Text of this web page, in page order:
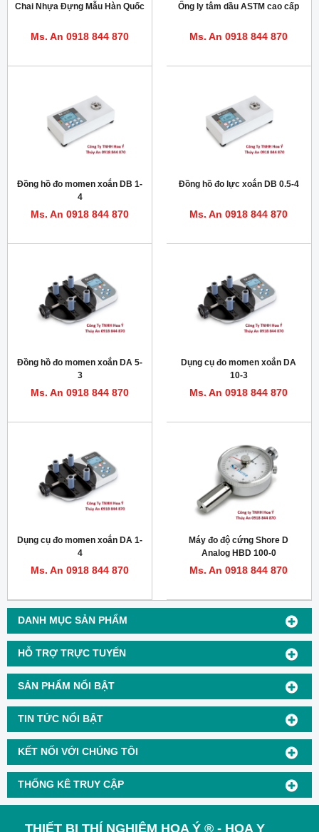
DANH MỤC SẢN PHẨM
HỖ TRỢ TRỰC TUYẾN
SẢN PHẨM NỔI BẬT
TIN TỨC NỔI BẬT
KẾT NỐI VỚI CHÚNG TÔI
THỐNG KÊ TRUY CẬP
Chai Nhựa Đựng Mẫu Hàn Quốc
Ms. An 0918 844 870
Ống ly tâm dầu ASTM cao cấp
Ms. An 0918 844 870
Đồng hồ đo momen xoắn DB 1-
4
Ms. An 0918 844 870
Đồng hồ đo lực xoắn DB 0.5-4
Ms. An 0918 844 870
Đồng hồ đo momen xoắn DA 5-
3
Ms. An 0918 844 870
Dụng cụ đo momen xoắn DA
10-3
Ms. An 0918 844 870
Dụng cụ đo momen xoắn DA 1-
4
Ms. An 0918 844 870
Máy đo độ cứng Shore D
Analog HBD 100-0
Ms. An 0918 844 870
THIẾT BỊ THÍ NGHIỆM HOA Ý ® - HOA Y